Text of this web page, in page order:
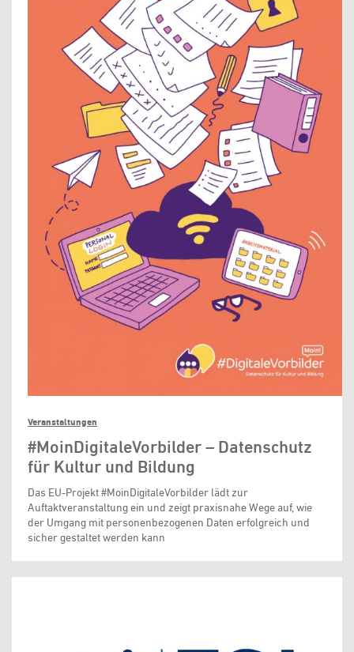
Veranstaltungen
#MoinDigitaleVorbilder – Datenschutz
für Kultur und Bildung
Das EU-Projekt #MoinDigitaleVorbilder lädt zur
Auftaktveranstaltung ein und zeigt praxisnahe Wege auf, wie
der Umgang mit personenbezogenen Daten erfolgreich und
sicher gestaltet werden kann